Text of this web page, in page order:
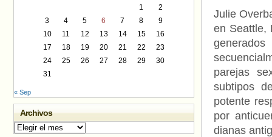
Julie
en Seattle,
parejas
subtipos
potente
por
dianas
1
2
3
4 5 6 7 8
9
10
11 12 13 14 15
16
17
18 19 20 21 22
23
24
25 26 27 28 29
30
31
« Sep
Archivos
Archivos